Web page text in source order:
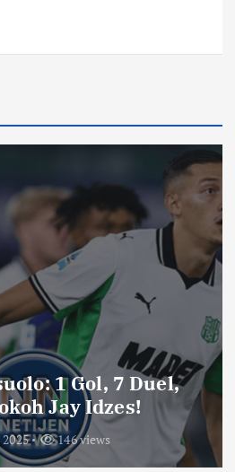
1 Gol, 7 Duel,
Jay Idzes!
146 views